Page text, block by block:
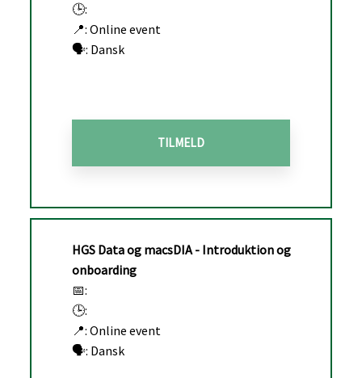
🕒:
📍: Online event
🗣️: Dansk
TILMELD
HGS Data og macsDIA - Introduktion og
onboarding
📅:
🕒:
📍: Online event
🗣️: Dansk